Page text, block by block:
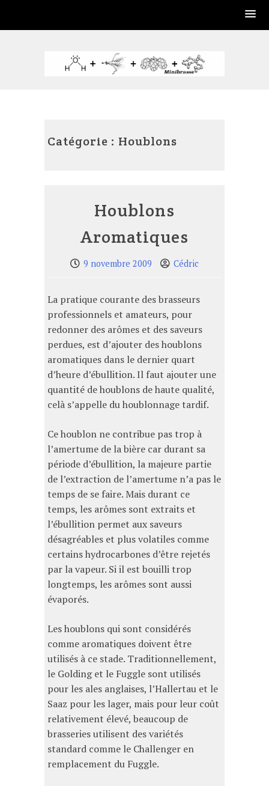
Catégorie : Houblons
Houblons
Aromatiques
9 novembre 2009 Cédric
La pratique courante des brasseurs
professionnels et amateurs, pour
redonner des arômes et des saveurs
perdues, est d’ajouter des houblons
aromatiques dans le dernier quart
d’heure d’ébullition. Il faut ajouter une
quantité de houblons de haute qualité,
celà s’appelle du houblonnage tardif.
Ce houblon ne contribue pas trop à
l’amertume de la bière car durant sa
période d’ébullition, la majeure partie
de l’extraction de l’amertume n’a pas le
temps de se faire. Mais durant ce
temps, les arômes sont extraits et
l’ébullition permet aux saveurs
désagréables et plus volatiles comme
certains hydrocarbones d’être rejetés
par la vapeur. Si il est bouilli trop
longtemps, les arômes sont aussi
évaporés.
Les houblons qui sont considérés
comme aromatiques doivent être
utilisés à ce stade. Traditionnellement,
le Golding et le Fuggle sont utilisés
pour les ales anglaises, l’Hallertau et le
Saaz pour les lager, mais pour leur coût
relativement élevé, beaucoup de
brasseries utilisent des variétés
standard comme le Challenger en
remplacement du Fuggle.